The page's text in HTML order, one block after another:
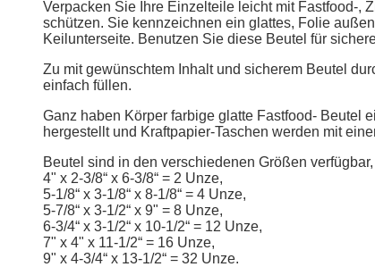
Verpacken Sie Ihre Einzelteile leicht mit Fastfood-,
schützen. Sie kennzeichnen ein glattes, Folie
Keilunterseite. Benutzen Sie diese Beutel für
Zu mit gewünschtem Inhalt und sicherem Beutel
einfach füllen.
Ganz haben Körper farbige glatte Fastfood- Beutel
hergestellt und Kraftpapier-Taschen werden mit
Beutel sind in den verschiedenen Größen
4" x 2-3/8“ x 6-3/8“ = 2 Unze,
5-1/8“ x 3-1/8“ x 8-1/8“ = 4 Unze,
5-7/8“ x 3-1/2“ x 9" = 8 Unze,
6-3/4“ x 3-1/2“ x 10-1/2“ = 12 Unze,
7" x 4" x 11-1/2“ = 16 Unze,
9" x 4-3/4“ x 13-1/2“ = 32 Unze.